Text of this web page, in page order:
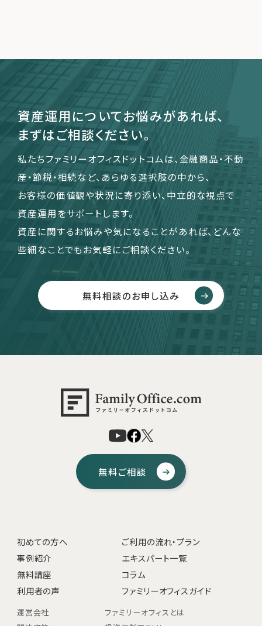
資産運用についてお悩みがあれば、
まずはご相談ください。
私たちファミリーオフィスドットコムは、金融商品・不動
産・節税・相続など、あらゆる選択肢の中から、
お客様の価値観や状況に寄り添い、中立的な視点で
資産運用をサポートします。
資産に関するお悩みや気になることがあれば、どんな
些細なことでもお気軽にご相談ください。
無料相談のお申し込み
無料ご相談
初めての方へ
ご利用の流れ・プラン
事例紹介
エキスパート一覧
無料講座
コラム
利用者の声
ファミリーオフィスガイド
運営会社
ファミリーオフィスとは